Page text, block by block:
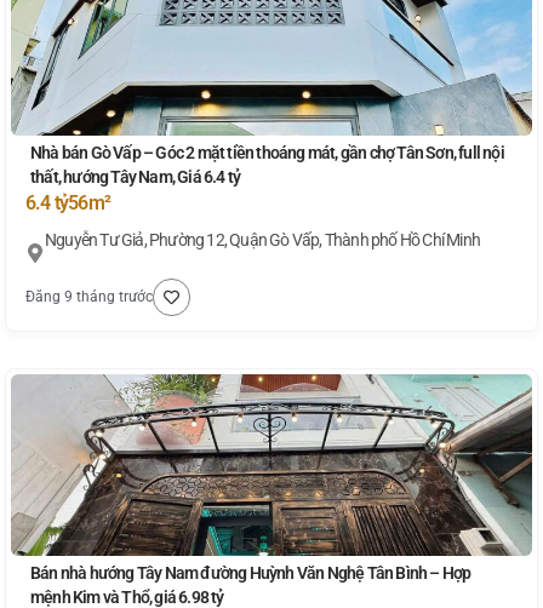
Nhà bán Gò Vấp – Góc 2 mặt tiền thoáng mát, gần chợ Tân Sơn, full nội
thất, hướng Tây Nam, Giá 6.4 tỷ
6.4 tỷ56m²
Nguyễn Tư Giả, Phường 12, Quận Gò Vấp, Thành phố Hồ Chí Minh
Đăng 9 tháng trước
Bán nhà hướng Tây Nam đường Huỳnh Văn Nghệ Tân Bình – Hợp
mệnh Kim và Thổ, giá 6.98 tỷ